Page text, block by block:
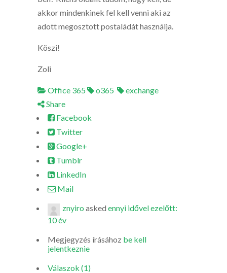
akkor mindenkinek fel kell venni aki az
adott megosztott postaládát használja.
Köszi!
Zoli
Office 365 o365
exchange
Share
Facebook
Twitter
Google+
Tumblr
LinkedIn
Mail
znyiro asked ennyi idővel ezelőtt:
10 év
Megjegyzés írásához be kell
jelentkeznie
Válaszok (1)